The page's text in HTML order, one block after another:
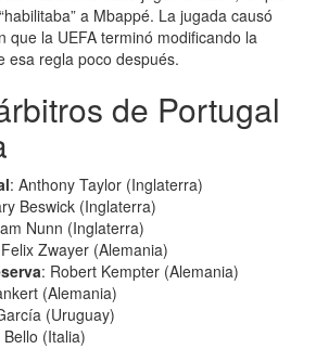
a Mbappé. La jugada causó
que la UEFA terminó modificando la
esa regla poco después.
de Portugal
: Anthony Taylor (Inglaterra)
Beswick (Inglaterra)
Nunn (Inglaterra)
Zwayer (Alemania)
: Robert Kempter (Alemania)
(Alemania)
(Uruguay)
(Italia)